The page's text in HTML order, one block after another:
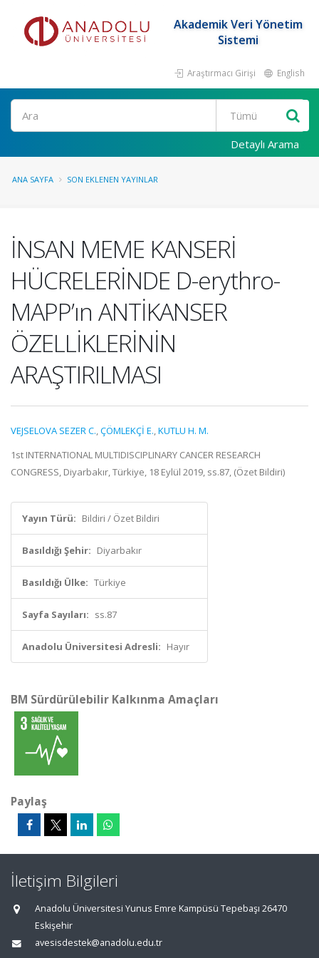
Akademik Veri Yönetim
Sistemi
Araştırmacı Girişi English
Ara
Detaylı Arama
ANA SAYFA SON EKLENEN YAYINLAR
İNSAN MEME KANSERİ
HÜCRELERİNDE D-erythro-
MAPP’ın ANTİKANSER
ÖZELLİKLERİNİN
ARAŞTIRILMASI
VEJSELOVA SEZER C.,ÇÖMLEKÇİ E.,KUTLU H. M.
1st INTERNATIONAL MULTIDISCIPLINARY CANCER RESEARCH
CONGRESS, Diyarbakır, Türkiye, 18 Eylül 2019, ss.87, (Özet Bildiri)
Yayın Türü: Bildiri / Özet Bildiri
Basıldığı Şehir: Diyarbakır
Basıldığı Ülke: Türkiye
Sayfa Sayıları: ss.87
Anadolu Üniversitesi Adresli: Hayır
BM Sürdürülebilir Kalkınma Amaçları
Paylaş
İletişim Bilgileri
Anadolu Üniversitesi Yunus Emre Kampüsü Tepebaşı 26470
Eskişehir
avesisdestek@anadolu.edu.tr